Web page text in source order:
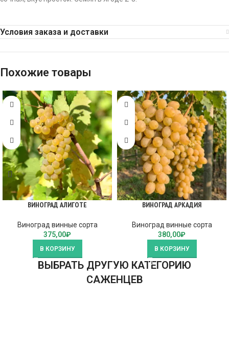
Условия заказа и доставки
Похожие товары
ВИНОГРАД АЛИГОТЕ
Виноград винные сорта
375,00₽
В КОРЗИНУ
ВИНОГРАД АРКАДИЯ
Виноград винные сорта
380,00₽
В КОРЗИНУ
ВЫБРАТЬ ДРУГУЮ КАТЕГОРИЮ
САЖЕНЦЕВ